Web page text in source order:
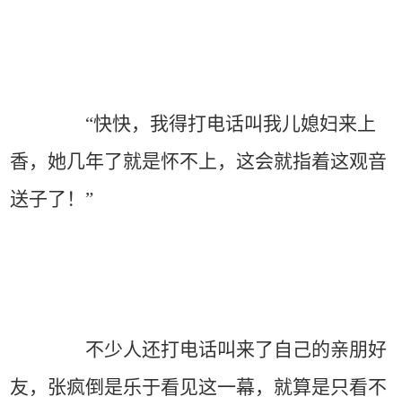
“快快，我得打电话叫我儿媳妇来上
香，她几年了就是怀不上，这会就指着这观音
送子了！”
不少人还打电话叫来了自己的亲朋好
友，张疯倒是乐于看见这一幕，就算是只看不